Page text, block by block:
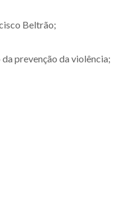
Beltrão;
prevenção da violência;